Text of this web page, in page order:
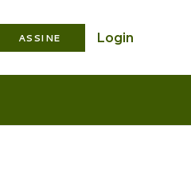
ASSINE Login